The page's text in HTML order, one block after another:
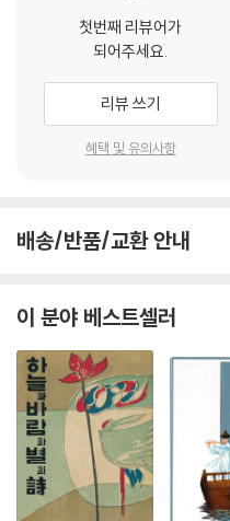
율곡은 선조에게 기대와 실망을
“총명한 자질을 갖고 있지만 도
을 알아주지 못한다며 받아들이
잘하라고 충고하면 거꾸로 방향
사람을 전적으로 믿지 못하고, 잘
합한 사람을 등용해 맡겨두면 된
며, 또 자기주장을 접고 남의 의견
≪성학집요≫뿐만 아니라 유학에
에 둘러싸인 채 손을 놓고 있는 모
역사의 평가와 위상
이 책에 대한 종전의 평가가 어떠
할 수 있다. 직접 책을 받은 선조
첫번째 리뷰어가
되어주세요.
리뷰 쓰기
혜택 및 유의사항
배송/반품/교환 안내
이 분야 베스트셀러